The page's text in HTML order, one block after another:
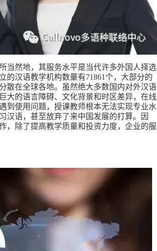
当然地，其服务水平是当代许多外国人择选
的汉语教学机构数量有71861个，大部分的
散在全球各地。虽然绝大多数国内对外汉语
大的语言障碍、文化背景和时区差异，在线
到使用问题，授课教师根本无法实现专业水
汉语，甚至放弃了来中国发展的打算。因
，除了提高教学质量和投资力度，企业的服